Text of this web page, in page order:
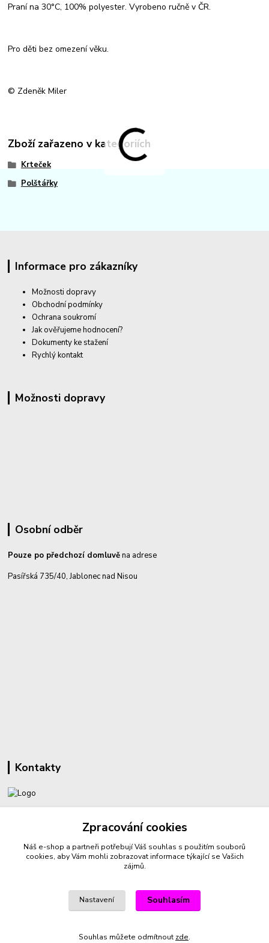
Praní na 30°C, 100% polyester. Vyrobeno ručně v ČR.
Pro děti bez omezení věku.
© Zdeněk Miler
Zboží zařazeno v kategoriích
Krteček
Polštářky
Informace pro zákazníky
Možnosti dopravy
Obchodní podmínky
Ochrana soukromí
Jak ověřujeme hodnocení?
Dokumenty ke stažení
Rychlý kontakt
Možnosti dopravy
Osobní odběr
Pouze po předchozí domluvěna adrese
Pasířská 735/40, Jablonec nad Nisou
Kontakty
sperkyproradost@seznam.cz
Vytvořeno na Eshop-rychle.cz
Zpracování cookies
Náš e-shop a partneři potřebují Váš souhlas s použitím souborů
cookies, aby Vám mohli zobrazovat informace týkající se Vašich
zájmů.
Nastavení Souhlasím
Souhlas můžete odmítnout zde.